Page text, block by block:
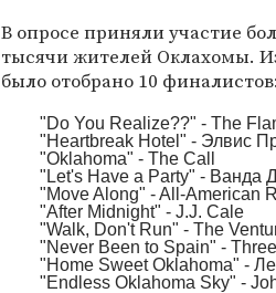
В опросе приняли участие
тысячи жителей Оклахомы.
было отобрано 10 финалистов:
"Do You Realize??" - The
"Heartbreak Hotel" - Элвис
"Oklahoma" - The Call
"Let's Have a Party" - Ванда
"Move Along" - All-American
"After Midnight" - J.J. Cale
"Walk, Don't Run" - The
"Never Been to Spain" -
"Home Sweet Oklahoma" -
"Endless Oklahoma Sky" -